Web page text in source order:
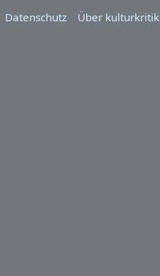
Datenschutz
Über kulturkritik